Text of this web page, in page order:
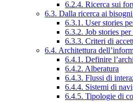
6.2.4. Ricerca sui
6.3. Dalla ricerca ai
6.3.1. User stories
6.3.2. Job stories
6.3.3. Criteri di
6.4. Architettura
6.4.1. Definire
6.4.2. Alberatura
6.4.3. Flussi di
6.4.4. Sistemi di
6.4.5. Tipologie di